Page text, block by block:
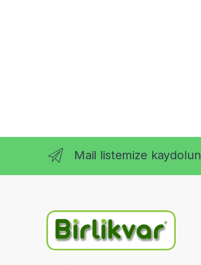
Mail listemize kaydolun